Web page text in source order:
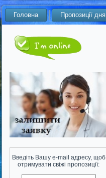
Головна Пропозиції дня
Введіть Вашу e-mail адресу, щоб
отримувати свіжі пропозиції: